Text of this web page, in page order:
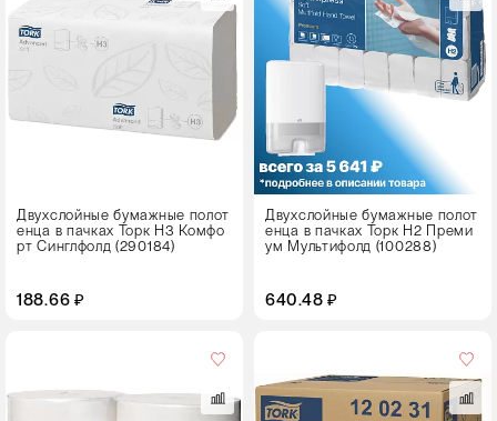
Двухслойные бумажные полот
енца в пачках Торк H3 Комфо
рт Синглфолд (290184)
188.66 ₽
Двухслойные бумажные полот
енца в пачках Торк H2 Преми
ум Мультифолд (100288)
640.48 ₽